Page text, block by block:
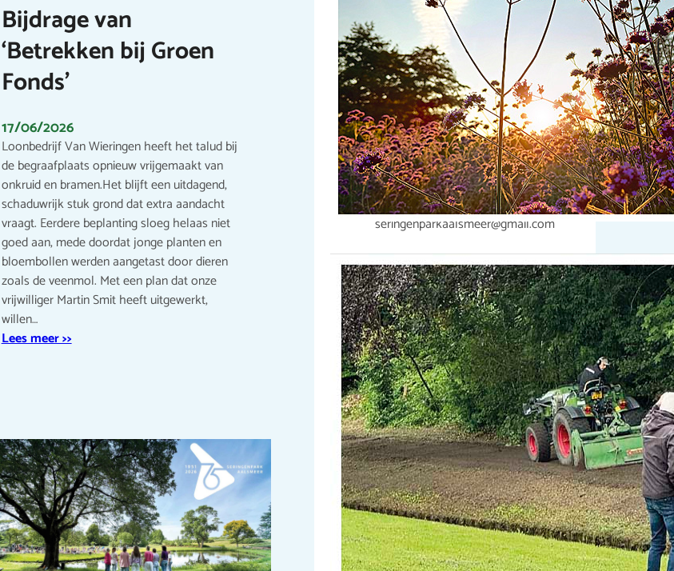
Bijdrage van
‘Betrekken bij Groen
Fonds’
17/06/2026
Loonbedrijf Van Wieringen heeft het talud bij
de begraafplaats opnieuw vrijgemaakt van
onkruid en bramen.Het blijft een uitdagend,
schaduwrijk stuk grond dat extra aandacht
vraagt. Eerdere beplanting sloeg helaas niet
goed aan, mede doordat jonge planten en
bloembollen werden aangetast door dieren
zoals de veenmol. Met een plan dat onze
vrijwilliger Martin Smit heeft uitgewerkt,
willen…
Lees meer >>
Het is warm in Nederland en dat is ook
goed zichtbaar in het
Seringenpark.Daarom krijgt de nieuwe
aanplant tijdens een droge periode af
en toe een extra emmertje water van
onze vrijwilligers
Wilt u
ook een ‘emmertje’ bijdragen?
Vrijwilligers zijn altijd van harte
welkom.
Aanmelden kan bij
Magda via
seringenparkaalsmeer@gmail.com
Bijdrage van ‘Betrekken bij Groen
Fonds’
Loonbedrijf Van Wieringen heeft het
talud bij de begraafplaats opnieuw
vrijgemaakt van onkruid en
bramen.Het blijft een uitdagend,
schaduwrijk stuk grond dat extra
aandacht vraagt. Eerdere beplanting
sloeg helaas niet goed aan, mede
doordat jonge planten en bloembollen
werden aangetast door dieren zoals de
veenmol. Met een plan dat onze
vrijwilliger Martin Smit heeft
uitgewerkt, willen…